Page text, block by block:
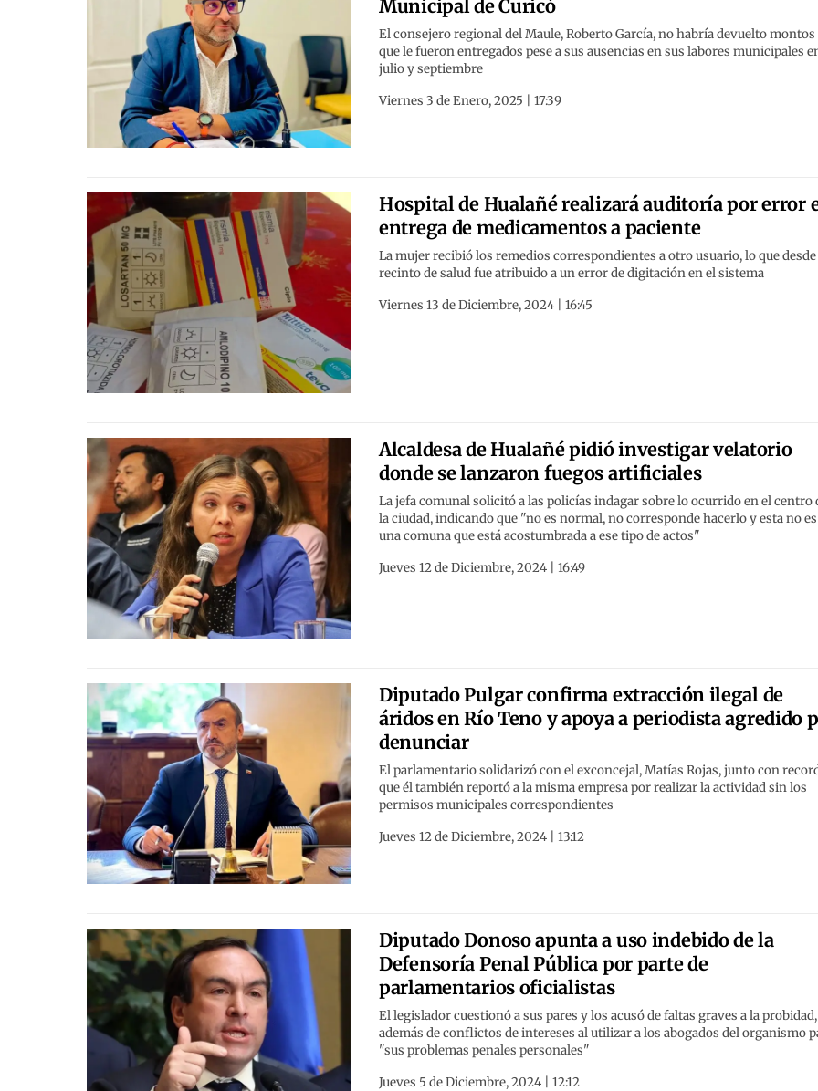
Municipal de Curicó
El consejero regional del Maule, Roberto García, no habría devuelto montos
que le fueron entregados pese a sus ausencias en sus labores municipales
julio y septiembre
Viernes 3 de Enero, 2025 | 17:39
Hospital de Hualañé realizará auditoría por error
entrega de medicamentos a paciente
La mujer recibió los remedios correspondientes a otro usuario, lo que desde
recinto de salud fue atribuido a un error de digitación en el sistema
Viernes 13 de Diciembre, 2024 | 16:45
Alcaldesa de Hualañé pidió investigar velatorio
donde se lanzaron fuegos artificiales
La jefa comunal solicitó a las policías indagar sobre lo ocurrido en el centro
la ciudad, indicando que "no es normal, no corresponde hacerlo y esta no es
una comuna que está acostumbrada a ese tipo de actos"
Jueves 12 de Diciembre, 2024 | 16:49
Diputado Pulgar confirma extracción ilegal de
áridos en Río Teno y apoya a periodista agredido
denunciar
El parlamentario solidarizó con el exconcejal, Matías Rojas, junto con
que él también reportó a la misma empresa por realizar la actividad sin los
permisos municipales correspondientes
Jueves 12 de Diciembre, 2024 | 13:12
Diputado Donoso apunta a uso indebido de la
Defensoría Penal Pública por parte de
parlamentarios oficialistas
El legislador cuestionó a sus pares y los acusó de faltas graves a la probidad,
además de conflictos de intereses al utilizar a los abogados del organismo
"sus problemas penales personales"
Jueves 5 de Diciembre, 2024 | 12:12